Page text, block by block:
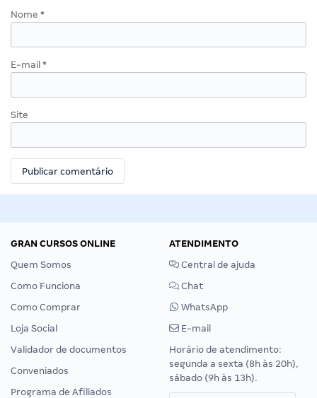
Nome *
E-mail *
Site
GRAN CURSOS ONLINE
Quem Somos
Como Funciona
Como Comprar
Loja Social
Validador de documentos
Conveniados
Programa de Afiliados
ATENDIMENTO
Central de ajuda
Chat
WhatsApp
E-mail
Horário de atendimento:
segunda a sexta (8h às 20h),
sábado (9h às 13h).